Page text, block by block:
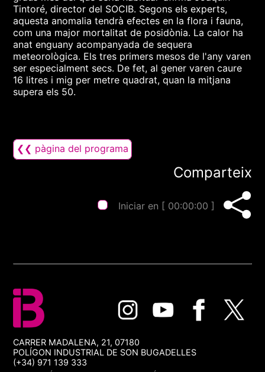
Tintoré, director del SOCIB. Segons els experts,
aquesta anomalia tendrà efectes en la flora i fauna,
com una major mortalitat de posidònia. La calor ha
anat enguany acompanyada de sequera
meteorològica. Els tres primers mesos de l'any varen
ser especialment secs. De fet, al gener varen caure
16 litres i mig per metre quadrat, quan la mitjana
supera els 50.
❮❮ pàgina del programa
Comparteix
Iniciar en [ 00:00:00 ]
CARRER MADALENA, 21, 07180
POLÍGON INDUSTRIAL DE SON BUGADELLES
(+34) 971 139 333